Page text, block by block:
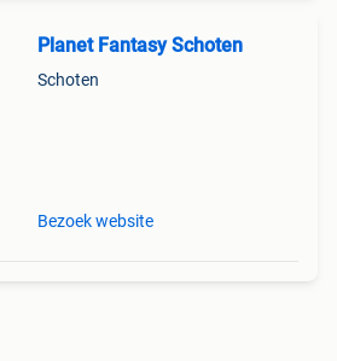
Planet Fantasy Schoten
Schoten
Bezoek website